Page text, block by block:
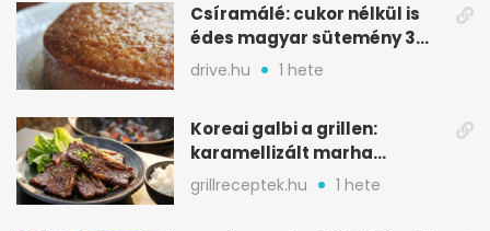
Csíramálé: cukor nélkül is
édes magyar sütemény 3
alapanyagból
drive.hu 1 hete
Koreai galbi a grillen:
karamellizált marha
rövidborda gyorsan
grillreceptek.hu 1 hete